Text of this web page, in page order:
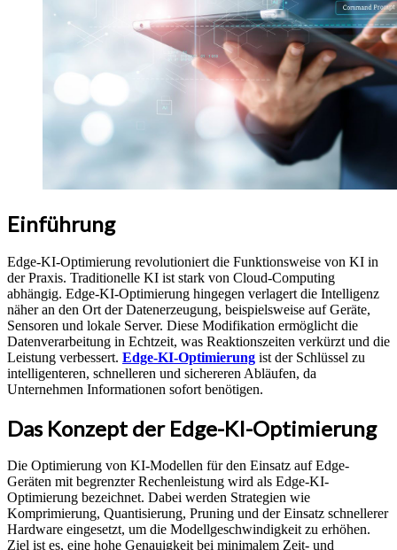
Einführung
Edge-KI-Optimierung revolutioniert die Funktionsweise von KI in
der Praxis. Traditionelle KI ist stark von Cloud-Computing
abhängig. Edge-KI-Optimierung hingegen verlagert die Intelligenz
näher an den Ort der Datenerzeugung, beispielsweise auf Geräte,
Sensoren und lokale Server. Diese Modifikation ermöglicht die
Datenverarbeitung in Echtzeit, was Reaktionszeiten verkürzt und die
Leistung verbessert. Edge-KI-Optimierung ist der Schlüssel zu
intelligenteren, schnelleren und sichereren Abläufen, da
Unternehmen Informationen sofort benötigen.
Das Konzept der Edge-KI-Optimierung
Die Optimierung von KI-Modellen für den Einsatz auf Edge-
Geräten mit begrenzter Rechenleistung wird als Edge-KI-
Optimierung bezeichnet. Dabei werden Strategien wie
Komprimierung, Quantisierung, Pruning und der Einsatz schnellerer
Hardware eingesetzt, um die Modellgeschwindigkeit zu erhöhen.
Ziel ist es, eine hohe Genauigkeit bei minimalem Zeit- und